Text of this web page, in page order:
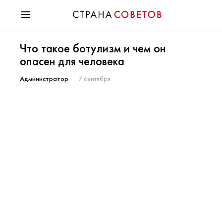
Мода
Звезды
Гороскопы
Что такое ботулизм и чем он
опасен для человека
Администратор 7 сентября